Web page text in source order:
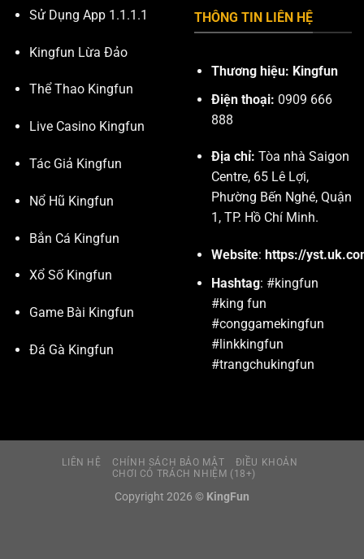
Sử Dụng App 1.1.1.1
Kingfun Lừa Đảo
Thể Thao Kingfun
Live Casino Kingfun
Tác Giả Kingfun
Nổ Hũ Kingfun
Bắn Cá Kingfun
Xổ Số Kingfun
Game Bài Kingfun
Đá Gà Kingfun
THÔNG TIN LIÊN HỆ
Thương hiệu: Kingfun
Điện thoại: 0909 666
888
Địa chỉ: Tòa nhà Saigon
Centre, 65 Lê Lợi,
Phường Bến Nghé, Quận
1, TP. Hồ Chí Minh.
Website: https://
Hashtag: #kingfun
#king fun
#conggamekingfun
#linkkingfun
#trangchukingfun
LIÊN HỆ CHÍNH SÁCH BẢO MẬT
ĐIỀU KHOẢN
CHƠI CÓ TRÁCH NHIỆM (18+)
Copyright 2026 © KingFun